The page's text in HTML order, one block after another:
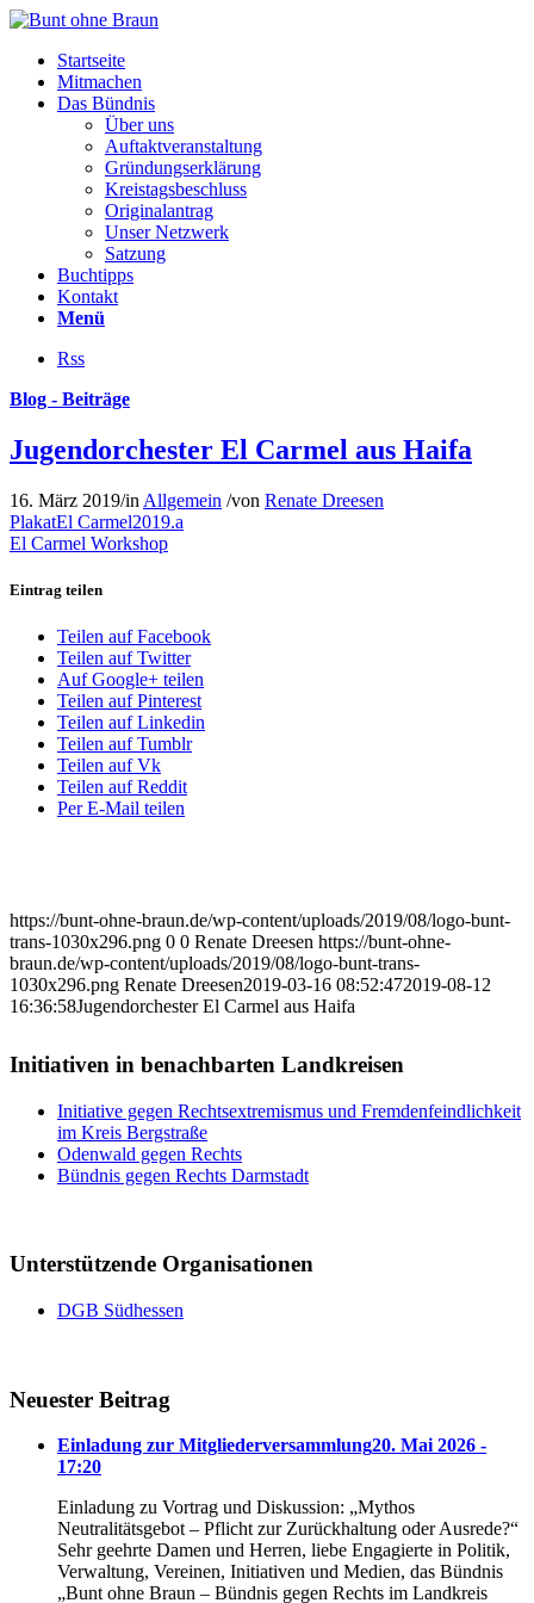
Startseite
Mitmachen
Das Bündnis
Über uns
Auftaktveranstaltung
Gründungserklärung
Kreistagsbeschluss
Originalantrag
Unser Netzwerk
Satzung
Buchtipps
Kontakt
Menü
Rss
Blog - Beiträge
Jugendorchester El Carmel aus Haifa
16. März 2019/in Allgemein /von Renate Dreesen
PlakatEl Carmel2019.a
El Carmel Workshop
Eintrag teilen
Teilen auf Facebook
Teilen auf Twitter
Auf Google+ teilen
Teilen auf Pinterest
Teilen auf Linkedin
Teilen auf Tumblr
Teilen auf Vk
Teilen auf Reddit
Per E-Mail teilen
https://bunt-ohne-braun.de/wp-content/uploads/2019/08/logo-bunt-
trans-1030x296.png 0 0 Renate Dreesen https://bunt-ohne-
braun.de/wp-content/uploads/2019/08/logo-bunt-trans-
1030x296.png Renate Dreesen2019-03-16 08:52:472019-08-12
16:36:58Jugendorchester El Carmel aus Haifa
Initiativen in benachbarten Landkreisen
Initiative gegen Rechtsextremismus und Fremdenfeindlichkeit
im Kreis Bergstraße
Odenwald gegen Rechts
Bündnis gegen Rechts Darmstadt
Unterstützende Organisationen
DGB Südhessen
Neuester Beitrag
Einladung zur Mitgliederversammlung20. Mai 2026 -
17:20
Einladung zu Vortrag und Diskussion: „Mythos
Neutralitätsgebot – Pflicht zur Zurückhaltung oder Ausrede?“
Sehr geehrte Damen und Herren, liebe Engagierte in Politik,
Verwaltung, Vereinen, Initiativen und Medien, das Bündnis
„Bunt ohne Braun – Bündnis gegen Rechts im Landkreis